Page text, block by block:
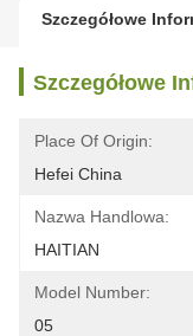
Szczegółowe
Szczegółowe
Place Of Origin:
Hefei China
Nazwa Handlowa:
HAITIAN
Model Number:
05